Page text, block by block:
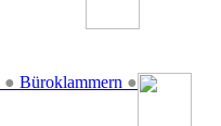
● Büroklammern ●